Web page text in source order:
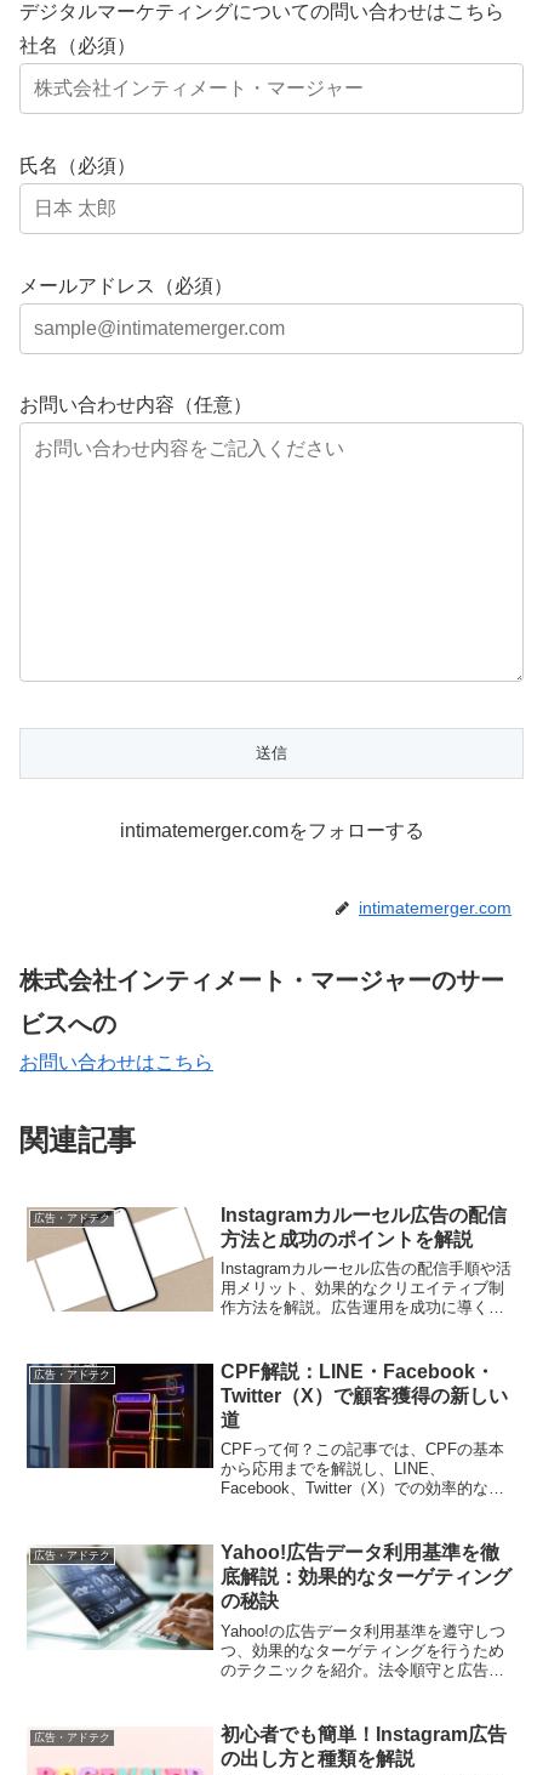
デジタルマーケティングについての問い合わせはこちら
社名（必須）
氏名（必須）
メールアドレス（必須）
お問い合わせ内容（任意）
intimatemerger.comをフォローする
intimatemerger.com
株式会社インティメート・マージャーのサー
ビスへの
お問い合わせはこちら
関連記事
広告・アドテク
Instagramカルーセル広告の配信
方法と成功のポイントを解説
Instagramカルーセル広告の配信手順や活
用メリット、効果的なクリエイティブ制
作方法を解説。広告運用を成功に導くた
広告・アドテク
CPF解説：LINE・Facebook・
Twitter（X）で顧客獲得の新しい
道
CPFって何？この記事では、CPFの基本
から応用までを解説し、LINE、
Facebook、Twitter（X）での効率的な見
の必読記事です。
広告・アドテク
Yahoo!広告データ利用基準を徹
底解説：効果的なターゲティング
の秘訣
Yahoo!の広告データ利用基準を遵守しつ
つ、効果的なターゲティングを行うため
のテクニックを紹介。法令順守と広告効
広告・アドテク
初心者でも簡単！Instagram広告
の出し方と種類を解説